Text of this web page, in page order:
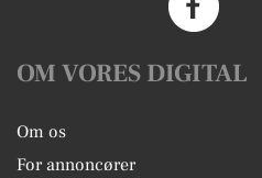
OM VORES DIGITAL
Om os
For annoncører